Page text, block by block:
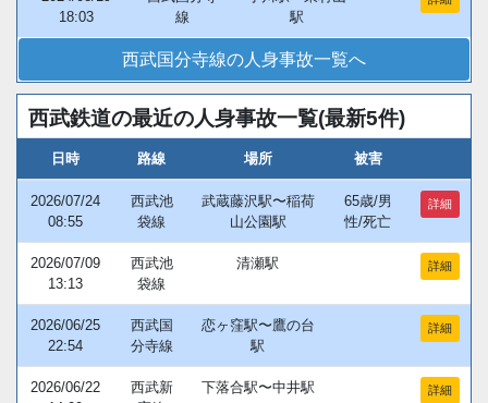
18:03
線
駅
西武国分寺線の人身事故一覧へ
西武鉄道の最近の人身事故一覧(最新5件)
日時 路線 場所 被害
2026/07/24
08:55
西武池
袋線
武蔵藤沢駅〜稲荷
山公園駅
65歳/男
性/死亡
詳細
2026/07/09
13:13
西武池
袋線
清瀬駅 詳細
2026/06/25
22:54
西武国
分寺線
恋ヶ窪駅〜鷹の台
駅
詳細
2026/06/22
西武新
下落合駅〜中井駅 詳細